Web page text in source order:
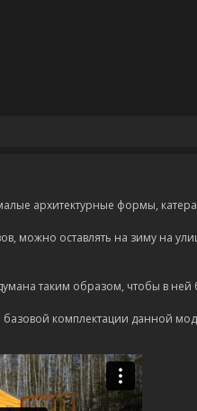
архитектурные формы, катера
можно оставлять на зиму на
таким образом, чтобы в
базовой комплектации данной